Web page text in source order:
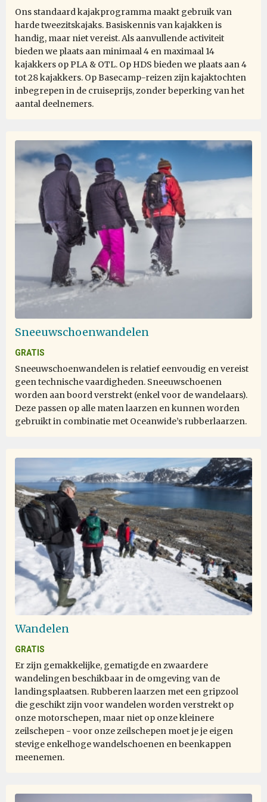
Experience of a lifetime
bij Dušan Bajana Antarctica
Thanks to a great expedition plan, luck in the weather,
and an absolutely incredible expedition team, we had
the experience of a lifetime. Every day was a unique
expedition surpassed them all.
Ons standaard kajakprogramma maakt gebruik van
harde tweezitskajaks. Basiskennis van kajakken is
handig, maar niet vereist. Als aanvullende activiteit
bieden we plaats aan minimaal 4 en maximaal 14
kajakkers op PLA & OTL. Op HDS bieden we plaats aan 4
tot 28 kajakkers. Op Basecamp-reizen zijn kajaktochten
inbegrepen in de cruiseprijs, zonder beperking van het
aantal deelnemers.
Sneeuwschoenwandelen
GRATIS
Sneeuwschoenwandelen is relatief eenvoudig en vereist
geen technische vaardigheden. Sneeuwschoenen
worden aan boord verstrekt (enkel voor de wandelaars).
Deze passen op alle maten laarzen en kunnen worden
gebruikt in combinatie met Oceanwide’s rubberlaarzen.
Wandelen
GRATIS
Er zijn gemakkelijke, gematigde en zwaardere
wandelingen beschikbaar in de omgeving van de
landingsplaatsen. Rubberen laarzen met een gripzool
die geschikt zijn voor wandelen worden verstrekt op
onze motorschepen, maar niet op onze kleinere
zeilschepen - voor onze zeilschepen moet je je eigen
stevige enkelhoge wandelschoenen en beenkappen
meenemen.